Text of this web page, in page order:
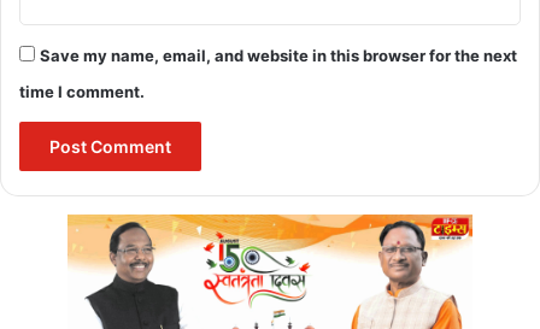
Save my name, email, and website in this browser for the next
time I comment.